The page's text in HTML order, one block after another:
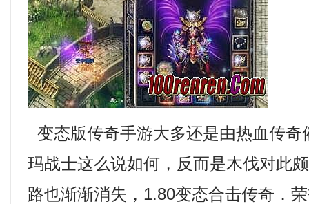
变态版传奇手游大多还是由热血传奇
玛战士这么说如何，反而是木伐对此
路也渐渐消失，1.80变态合击传奇．